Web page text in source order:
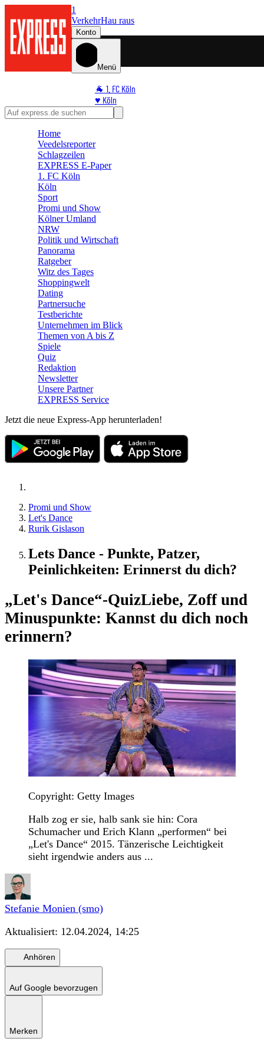
1
VerkehrHau raus
Konto
Menü
🐐 1. FC Köln
♥️ Köln
⭐ Promi
🛒 Shoppingwelt
Home
Veedelsreporter
Schlagzeilen
EXPRESS E-Paper
1. FC Köln
Köln
Sport
Promi und Show
Kölner Umland
NRW
Politik und Wirtschaft
Panorama
Ratgeber
Witz des Tages
Shoppingwelt
Dating
Partnersuche
Testberichte
Unternehmen im Blick
Themen von A bis Z
Spiele
Quiz
Redaktion
Newsletter
Unsere Partner
EXPRESS Service
Jetzt die neue Express-App herunterladen!
Promi und Show
Let's Dance
Rurik Gislason
Lets Dance - Punkte, Patzer,
Peinlichkeiten: Erinnerst du dich?
„Let's Dance“-QuizLiebe, Zoff und
Minuspunkte: Kannst du dich noch
erinnern?
Copyright: Getty Images
Halb zog er sie, halb sank sie hin: Cora
Schumacher und Erich Klann „performen“ bei
„Let's Dance“ 2015. Tänzerische Leichtigkeit
sieht irgendwie anders aus ...
Stefanie Monien (smo)
Aktualisiert: 12.04.2024, 14:25
Anhören
Auf Google bevorzugen
Merken